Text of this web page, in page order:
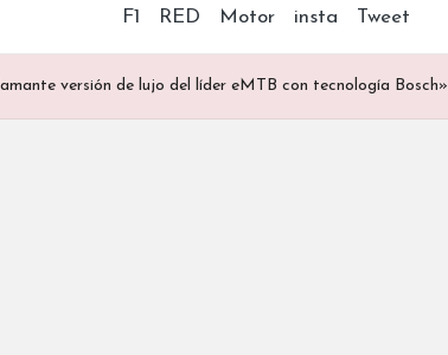
F1 RED Motor insta Tweet
versión de lujo del líder eMTB con tecnología Bosch»